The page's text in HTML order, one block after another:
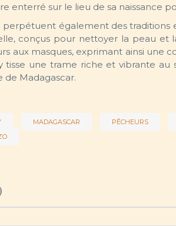
enterré sur le lieu de sa naissance
perpétuent également des
conçus pour nettoyer la peau et
aux masques, exprimant ainsi une
tisse une trame riche et vibrante
de Madagascar.
MADAGASCAR PÊCHEURS